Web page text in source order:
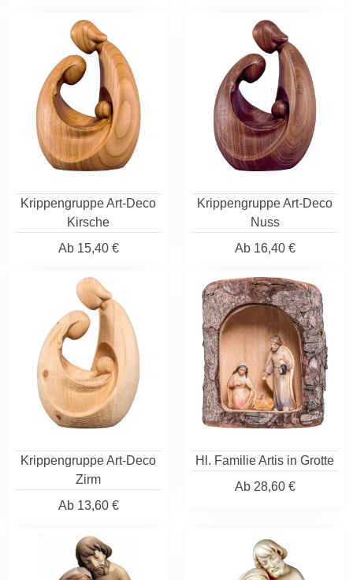
Krippengruppe Art-Deco
Kirsche
Ab15,40 €
Krippengruppe Art-Deco
Nuss
Ab16,40 €
Krippengruppe Art-Deco
Zirm
Ab13,60 €
Hl. Familie Artis in Grotte
Ab28,60 €